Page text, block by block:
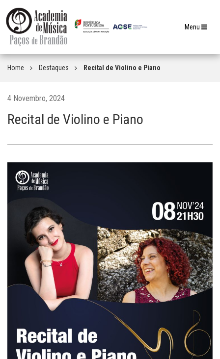
Toggle
Menu
Home Destaques Recital de Violino e Piano
4 Novembro, 2024
Recital de Violino e Piano